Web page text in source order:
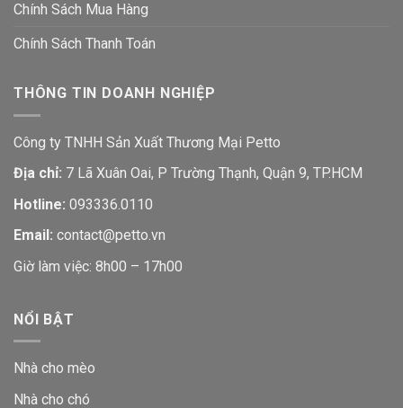
Chính Sách Mua Hàng
Chính Sách Thanh Toán
THÔNG TIN DOANH NGHIỆP
Công ty TNHH Sản Xuất Thương Mại Petto
Địa chỉ: 7 Lã Xuân Oai, P Trường Thạnh, Quận 9, TP.HCM
Hotline: 093336.0110
Email: contact@petto.vn
Giờ làm việc: 8h00 – 17h00
NỔI BẬT
Nhà cho mèo
Nhà cho chó